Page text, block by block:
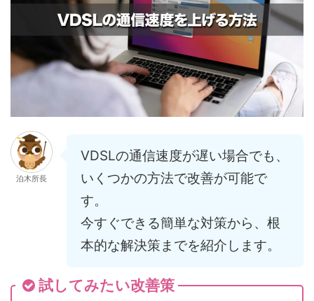
泊木所長
VDSLの通信速度が遅い場合でも、
いくつかの方法で改善が可能で
す。
今すぐできる簡単な対策から、根
本的な解決策までを紹介します。
試してみたい改善策